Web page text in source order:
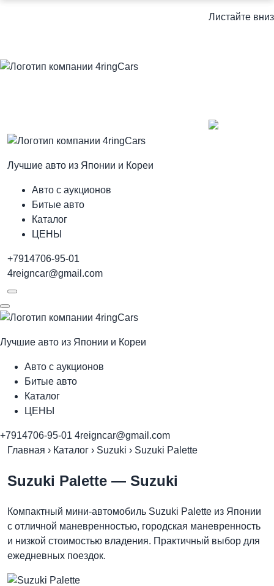
Листайте вниз
Лучшие авто из Японии и Кореи
Авто с аукционов
Битые авто
Каталог
ЦЕНЫ
+7914706-95-01
4reigncar@gmail.com
Лучшие авто из Японии и Кореи
Авто с аукционов
Битые авто
Каталог
ЦЕНЫ
+7914706-95-01 4reigncar@gmail.com
Главная › Каталог › Suzuki › Suzuki Palette
Suzuki Palette — Suzuki
Компактный мини-автомобиль Suzuki Palette из Японии
с отличной маневренностью, городская маневренность
и низкой стоимостью владения. Практичный выбор для
ежедневных поездок.